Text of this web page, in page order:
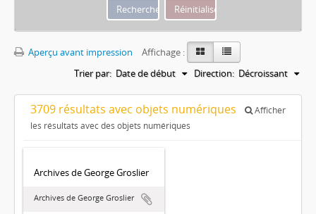
Aperçu avant impression
Affichage :
Trier par: Date de début Direction: Décroissant
3709 résultats avec objets numériques
Afficher
les résultats avec des objets numériques
Archives de George Groslier
Archives de George Groslier